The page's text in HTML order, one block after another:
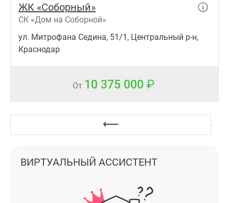
ЖК «Соборный»
СК «Дом на Соборной»
ул. Митрофана Седина, 51/1, Центральный р-н,
Краснодар
От 10 375 000
ВИРТУАЛЬНЫЙ АССИСТЕНТ